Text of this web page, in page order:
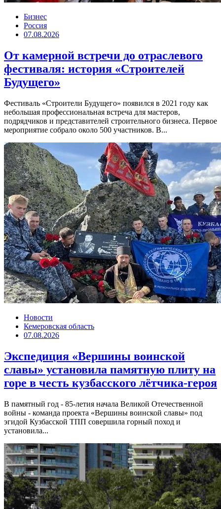
Бизнес
Россия
07.08.2026
От камерной встречи до отраслевого
фестиваля: история «Строителей
Будущего»
Фестиваль «Строители Будущего» появился в 2021 году как
небольшая профессиональная встреча для мастеров,
подрядчиков и представителей строительного бизнеса. Первое
мероприятие собрало около 500 участников. В...
Новости
Кемеровская область
07.08.2026
Экспедиция «Вершины воинской
славы» установила памятную плиту на
горе в честь кузбасского лётчика-героя
В памятный год - 85-летия начала Великой Отечественной
войны - команда проекта «Вершины воинской славы» под
эгидой Кузбасской ТПП совершила горный поход и
установила...